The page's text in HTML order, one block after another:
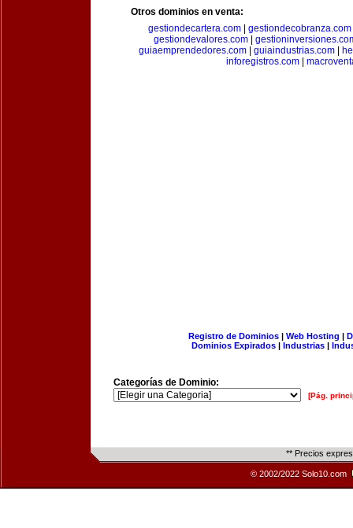
Otros dominios en venta:
gestiondecartera.com| gestiondecobranza.com
gestiondevalores.com|
guiaemprendedores.com
guiaindustrias.com
inforegistros.com
Registro de Dominios| Web Hosting |
Dominios Expirados | Industrias |
Categorías de Dominio:
[Pág.
** Precios
© 2002/2022 Solo10.com